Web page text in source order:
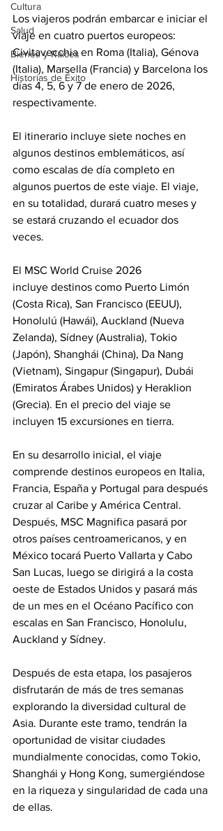
Cultura
Salud
Bienes y Raíces
Historias de Éxito
Los viajeros podrán embarcar e iniciar el
viaje en cuatro puertos europeos:
Civitavecchia en Roma (Italia), Génova
(Italia), Marsella (Francia) y Barcelona los
días 4, 5, 6 y 7 de enero de 2026,
respectivamente.
El itinerario incluye siete noches en
algunos destinos emblemáticos, así
como escalas de día completo en
algunos puertos de este viaje. El viaje,
en su totalidad, durará cuatro meses y
se estará cruzando el ecuador dos
veces.
El MSC World Cruise 2026
incluye destinos como Puerto Limón
(Costa Rica), San Francisco (EEUU),
Honolulú (Hawái), Auckland (Nueva
Zelanda), Sídney (Australia), Tokio
(Japón), Shanghái (China), Da Nang
(Vietnam), Singapur (Singapur), Dubái
(Emiratos Árabes Unidos) y Heraklion
(Grecia). En el precio del viaje se
incluyen 15 excursiones en tierra.
En su desarrollo inicial, el viaje
comprende destinos europeos en Italia,
Francia, España y Portugal para después
cruzar al Caribe y América Central.
Después, MSC Magnifica pasará por
otros países centroamericanos, y en
México tocará Puerto Vallarta y Cabo
San Lucas, luego se dirigirá a la costa
oeste de Estados Unidos y pasará más
de un mes en el Océano Pacífico con
escalas en San Francisco, Honolulu,
Auckland y Sídney.
Después de esta etapa, los pasajeros
disfrutarán de más de tres semanas
explorando la diversidad cultural de
Asia. Durante este tramo, tendrán la
oportunidad de visitar ciudades
mundialmente conocidas, como Tokio,
Shanghái y Hong Kong, sumergiéndose
en la riqueza y singularidad de cada una
de ellas.